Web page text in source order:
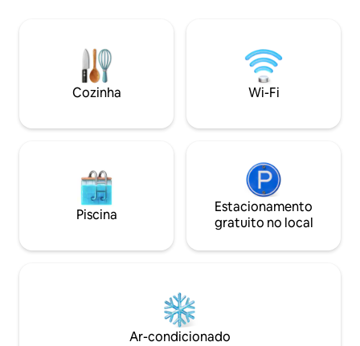
restaurantes, museus. Perfeito para
famílias, grupos, casais e encontros de
amigos para festas de churrasco
emocionantes, jantares, noites
disponíveis a
hóspedes.
também está
hóspedes.
Cozinha Wi-Fi
Piscina
Estacionamento
gratuito no local
Ar-condicionado